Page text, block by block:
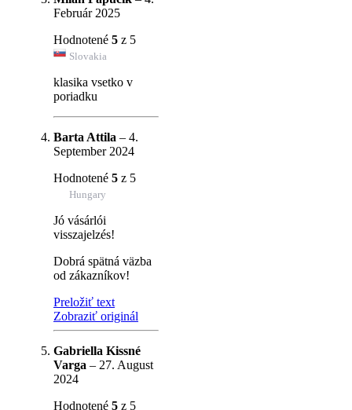
Február 2025
Hodnotené 5 z 5
Slovakia
klasika vsetko v
poriadku
Barta Attila – 4.
September 2024
Hodnotené 5 z 5
Hungary
Jó vásárlói
visszajelzés!
Dobrá spätná väzba
od zákazníkov!
Preložiť text
Zobraziť originál
Gabriella Kissné
Varga – 27. August
2024
Hodnotené 5 z 5